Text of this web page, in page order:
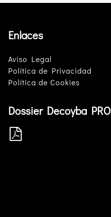
Enlaces
Aviso Legal
Política de Privacidad
Política de Cookies
Dossier Decoyba PRO